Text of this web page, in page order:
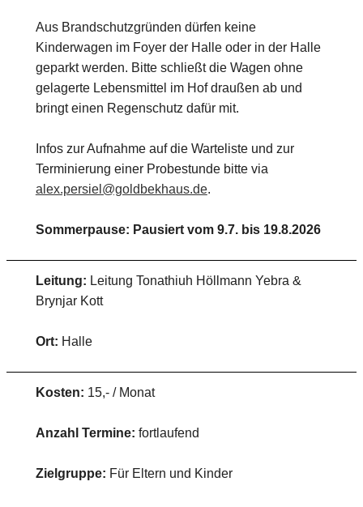
Aus Brandschutzgründen dürfen keine
Kinderwagen im Foyer der Halle oder in der Halle
geparkt werden. Bitte schließt die Wagen ohne
gelagerte Lebensmittel im Hof draußen ab und
bringt einen Regenschutz dafür mit.
Infos zur Aufnahme auf die Warteliste und zur
Terminierung einer Probestunde bitte via
alex.persiel@goldbekhaus.de.
Sommerpause: Pausiert vom 9.7. bis 19.8.2026
Leitung: Leitung Tonathiuh Höllmann Yebra &
Brynjar Kott
Ort: Halle
Kosten: 15,- / Monat
Anzahl Termine: fortlaufend
Zielgruppe: Für Eltern und Kinder